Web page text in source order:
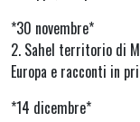
*30 novembre*
2. Sahel territorio di
Europa e racconti in
*14 dicembre*